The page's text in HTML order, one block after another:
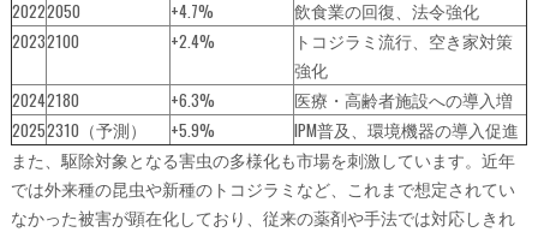
20222050 +4.7%
飲食業の回復、法令強化
20232100 +2.4%
トコジラミ流行、空き家対策
強化
20242180 +6.3%
医療・高齢者施設への導入増
20252310（予測） +5.9%
IPM普及、環境機器の導入促進
また、駆除対象となる害虫の多様化も市場を刺激しています。近年
では外来種の昆虫や新種のトコジラミなど、これまで想定されてい
なかった被害が顕在化しており、従来の薬剤や手法では対応しきれ